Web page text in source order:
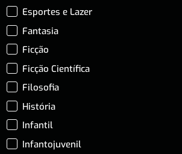
Esportes e Lazer
Fantasia
Ficção
Ficção Científica
Filosofia
História
Infantil
Infantojuvenil